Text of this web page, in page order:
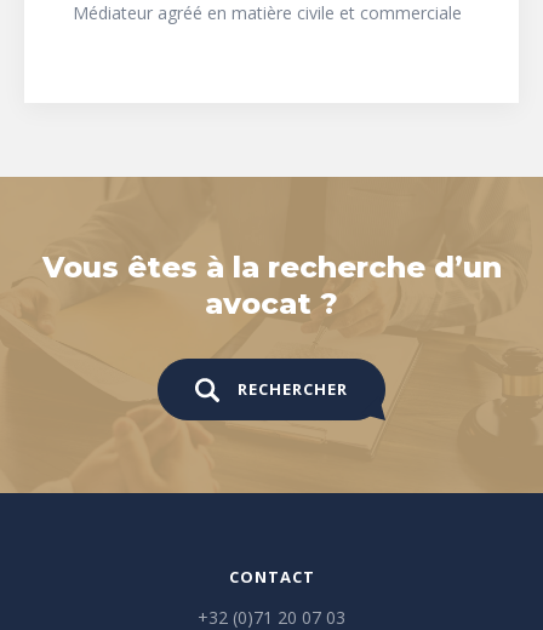
Médiateur agréé en matière civile et commerciale
Vous êtes à la recherche d’un
avocat ?
RECHERCHER
CONTACT
+32 (0)71 20 07 03